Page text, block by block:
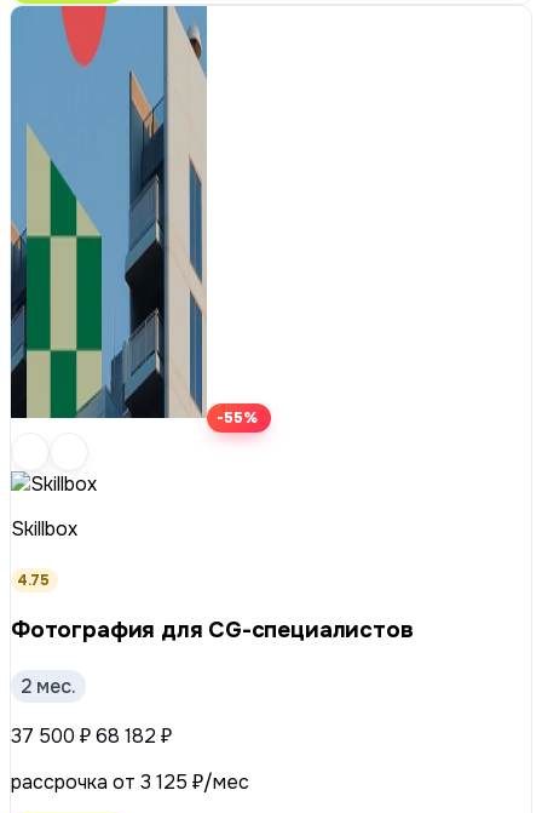
-55%
Skillbox
4.75
Фотография для CG-специалистов
2 мес.
37 500 ₽68 182 ₽
рассрочка от 3 125 ₽/мес